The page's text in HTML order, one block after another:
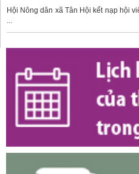
Hội Nông dân xã Tân Hội kết nạp hội
...